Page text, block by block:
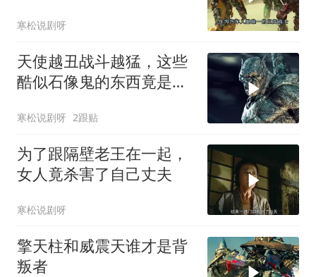
寒松说剧呀
天使越丑战斗越猛，这些
酷似石像鬼的东西竟是天
寒松说剧呀 2跟贴
为了跟隔壁老王在一起，
女人竟杀害了自己丈夫
寒松说剧呀
擎天柱和威震天谁才是背
叛者